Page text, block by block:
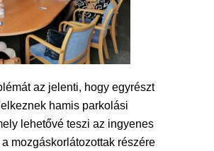
az jelenti, hogy egyrészt
hamis parkolási
lehetővé teszi az ingyenes
mozgáskorlátozottak részére